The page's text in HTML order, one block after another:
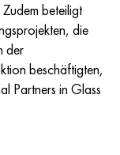
beteiligt
die
der
beschäftigten,
Partners in Glass